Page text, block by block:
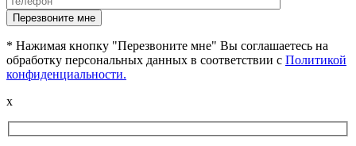
* Нажимая кнопку "Перезвоните мне" Вы соглашаетесь на
обработку персональных данных в соответствии с Политикой
конфиденциальности.
x